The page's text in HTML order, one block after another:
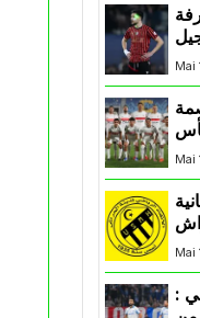
Mai
Mai
Mai
: